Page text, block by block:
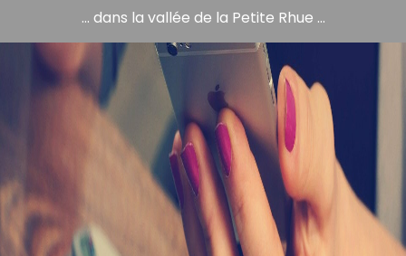
... dans la vallée de la Petite Rhue ...